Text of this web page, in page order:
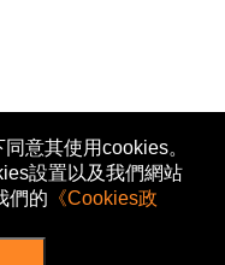
意其使用cookies。
設置以及我們網站
們的 《Cookies政